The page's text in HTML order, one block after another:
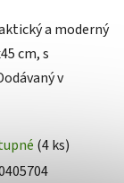
a moderný
cm, s
v
(4 ks)